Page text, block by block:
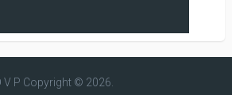
V P Copyright © 2026.